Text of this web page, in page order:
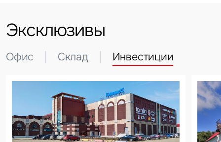
Эксклюзивы
Офис Склад Инвестиции